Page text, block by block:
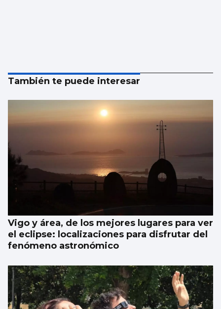
También te puede interesar
Vigo y área, de los mejores lugares para ver
el eclipse: localizaciones para disfrutar del
fenómeno astronómico